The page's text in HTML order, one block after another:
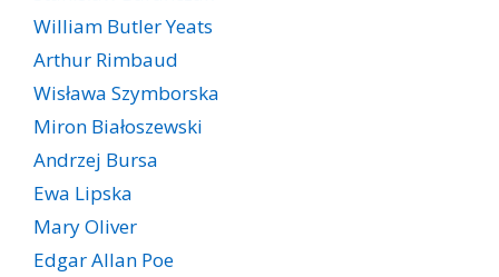
William Butler Yeats
Arthur Rimbaud
Wisława Szymborska
Miron Białoszewski
Andrzej Bursa
Ewa Lipska
Mary Oliver
Edgar Allan Poe